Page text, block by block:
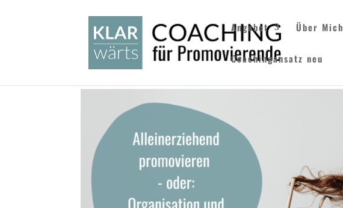
Angebot Über Mich
Coachingansatz neu